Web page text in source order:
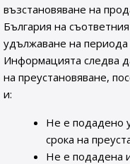
възстановяване на
България на
удължаване на периода
Информацията следва
на преустановяване,
и:
Не е подадено
срока на
Не е подадена